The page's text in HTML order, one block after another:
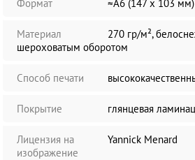
Формат ≈А6 (147 х 103 мм)
Материал
270 гр/м²,
шероховатым оборотом
Способ печати
Покрытие глянцевая
Лицензия на
изображение
Yannick Menard